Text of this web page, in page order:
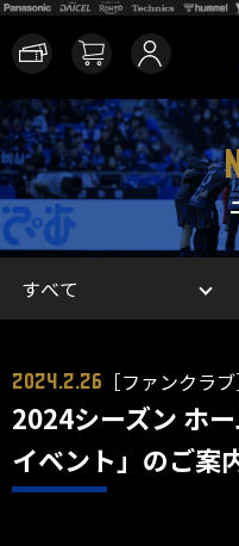
2024.2.26 ［ファンクラブ
2024シーズン ホ
イベント」のご案